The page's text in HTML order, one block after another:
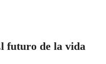
futuro de la vida